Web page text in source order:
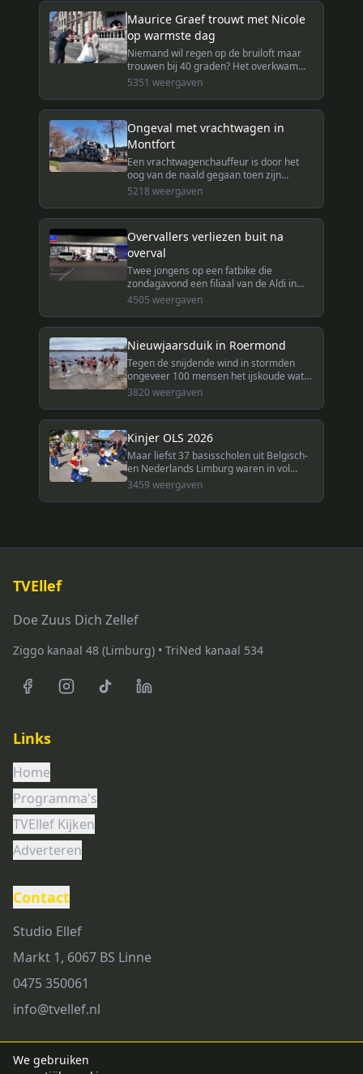
Maurice Graef trouwt met Nicole
op warmste dag
Niemand wil regen op de bruiloft maar
trouwen bij 40 graden? Het overkwam
Nicole en Maurice Graef afgelopen
vrijdag toen ze met elkaar in Roermond
5351 weergaven
Ongeval met vrachtwagen in
Montfort
Een vrachtwagenchauffeur is door het
oog van de naald gegaan toen zijn
vrachtwagen een boom raakte bij het
binnenrijden van de bebouwde kom van
5218 weergaven
Overvallers verliezen buit na
overval
Twee jongens op een fatbike die
zondagavond een filiaal van de Aldi in
Roermond hadden overvallen, verloren
een gedeelte van de buit op een rotonde.
4505 weergaven
Nieuwjaarsduik in Roermond
Tegen de snijdende wind in stormden
ongeveer 100 mensen het ijskoude water
van De Weerd in voor de traditionele
nieuwjaarsduik in Roermond.
3820 weergaven
Kinjer OLS 2026
Maar liefst 37 basisscholen uit Belgisch-
en Nederlands Limburg waren in vol
ornaat naar Melick gekomen voor het
Kinjer-OLS 2026. TVEllef was bij de
3459 weergaven
TVEllef
Doe Zuus Dich Zellef
Ziggo kanaal 48 (Limburg) • TriNed kanaal 534
Links
Home
Programma's
TVEllef Kijken
Adverteren
Contact
Studio Ellef
Markt 1, 6067 BS Linne
0475 350061
info@tvellef.nl
We gebruiken